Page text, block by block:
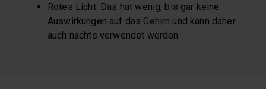
Rotes Licht: Das hat wenig, bis gar keine
Auswirkungen auf das Gehirn und kann daher
auch nachts verwendet werden.